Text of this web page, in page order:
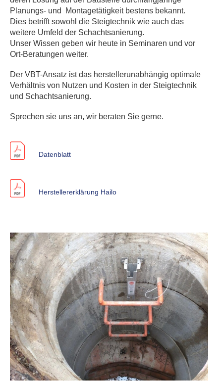
Planungs- und Montagetätigkeit bestens bekannt.
Dies betrifft sowohl die Steigtechnik wie auch das
weitere Umfeld der Schachtsanierung.
Unser Wissen geben wir heute in Seminaren und vor
Ort-Beratungen weiter.
Der VBT-Ansatz ist das herstellerunabhängig optimale
Verhältnis von Nutzen und Kosten in der Steigtechnik
und Schachtsanierung.
Sprechen sie uns an, wir beraten Sie gerne.
Datenblatt
Herstellererklärung Hailo